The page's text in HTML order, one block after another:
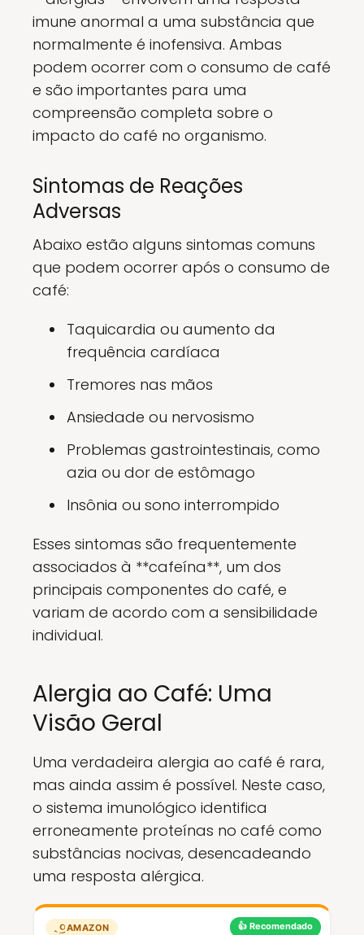
imune anormal a uma substância que
normalmente é inofensiva. Ambas
podem ocorrer com o consumo de café
e são importantes para uma
compreensão completa sobre o
impacto do café no organismo.
Sintomas de Reações
Adversas
Abaixo estão alguns sintomas comuns
que podem ocorrer após o consumo de
café:
Taquicardia ou aumento da
frequência cardíaca
Tremores nas mãos
Ansiedade ou nervosismo
Problemas gastrointestinais, como
azia ou dor de estômago
Insônia ou sono interrompido
Esses sintomas são frequentemente
associados à **cafeína**, um dos
principais componentes do café, e
variam de acordo com a sensibilidade
individual.
Alergia ao Café: Uma
Visão Geral
Uma verdadeira alergia ao café é rara,
mas ainda assim é possível. Neste caso,
o sistema imunológico identifica
erroneamente proteínas no café como
substâncias nocivas, desencadeando
uma resposta alérgica.
👍 Recomendado
AMAZON